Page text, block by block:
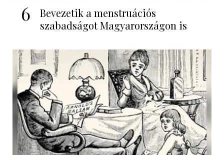
6
Bevezetik a menstruációs
szabadságot Magyarországon is